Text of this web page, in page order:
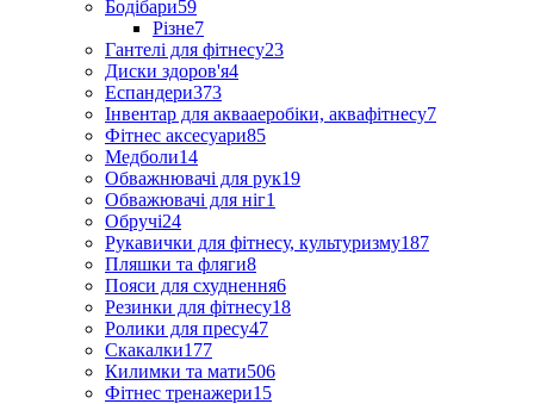
Бодібари59
Різне7
Гантелі для фітнесу23
Диски здоров'я4
Еспандери373
Інвентар для аквааеробіки, аквафітнесу7
Фітнес аксесуари85
Медболи14
Обважнювачі для рук19
Обважювачі для ніг1
Обручі24
Рукавички для фітнесу, культуризму187
Пляшки та фляги8
Пояси для схуднення6
Резинки для фітнесу18
Ролики для пресу47
Скакалки177
Килимки та мати506
Фітнес тренажери15